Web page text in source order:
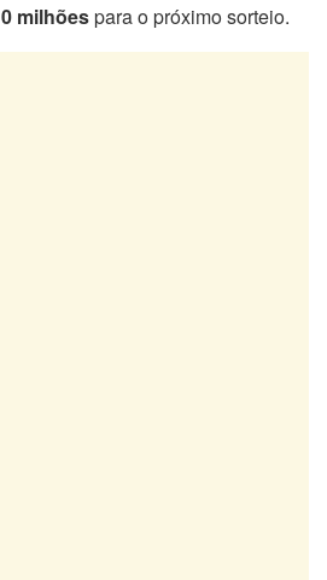
milhõespara o próximo sorteio.